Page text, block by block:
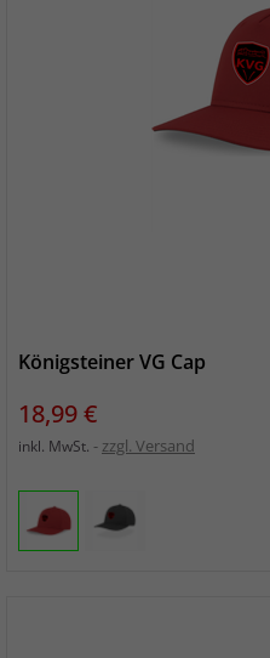
Königsteiner VG Cap
Preis
18,99 €
inkl. MwSt. zzgl. Versand